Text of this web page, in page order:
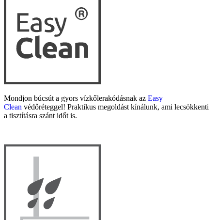
Mondjon búcsút a gyors vízkőlerakódásnak az Easy
Clean védőréteggel! Praktikus megoldást kínálunk, ami lecsökkenti
a tisztításra szánt időt is.